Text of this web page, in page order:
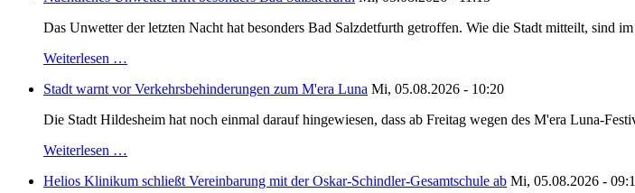
Das Unwetter der letzten Nacht hat besonders Bad Salzdetfurth getroffen. Wie die Stadt mitteilt, sind
Weiterlesen …
Stadt warnt vor Verkehrsbehinderungen zum M'era Luna Mi, 05.08.2026 - 10:20
Die Stadt Hildesheim hat noch einmal darauf hingewiesen, dass ab Freitag wegen des M'era Luna-
Weiterlesen …
Helios Klinikum schließt Vereinbarung mit der Oskar-Schindler-Gesamtschule ab Mi, 05.08.2026 -